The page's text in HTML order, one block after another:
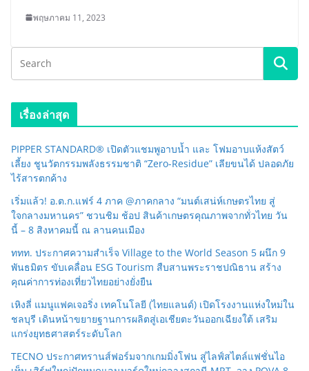
พฤษภาคม 11, 2023
เรื่องล่าสุด
PIPPER STANDARD® เปิดตัวแชมพูอาบน้ำ และ โฟมอาบแห้งสัตว์
เลี้ยง ชูนวัตกรรมพลังธรรมชาติ “Zero-Residue” เลียขนได้ ปลอดภัย
ไร้สารตกค้าง
เริ่มแล้ว! อ.ต.ก.แฟร์ 4 ภาค @ภาคกลาง “มนต์เสน่ห์เกษตรไทย สู่
ใจกลางมหานคร” ชวนชิม ช้อป สินค้าเกษตรคุณภาพจากทั่วไทย วัน
นี้ – 8 สิงหาคมนี้ ณ ลานคนเมือง
ททท. ประกาศความสำเร็จ Village to the World Season 5 ผนึก 9
พันธมิตร ขับเคลื่อน ESG Tourism สืบสานพระราชปณิธาน สร้าง
คุณค่าการท่องเที่ยวไทยอย่างยั่งยืน
เหิงลี่ แมนูแฟคเจอริ่ง เทคโนโลยี (ไทยแลนด์) เปิดโรงงานแห่งใหม่ใน
ชลบุรี เดินหน้าขยายฐานการผลิตสู่เอเชียตะวันออกเฉียงใต้ เสริม
แกร่งยุทธศาสตร์ระดับโลก
TECNO ประกาศทรานส์ฟอร์มจากเกมมิ่งโฟน สู่ไลฟ์สไตล์แฟชั่นไอ